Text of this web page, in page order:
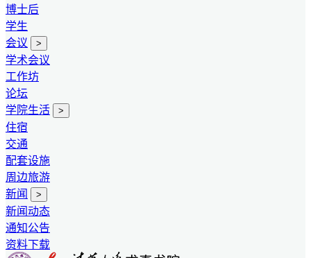
博士后
学生
会议
>
学术会议
工作坊
论坛
学院生活
>
住宿
交通
配套设施
周边旅游
新闻
>
新闻动态
通知公告
资料下载